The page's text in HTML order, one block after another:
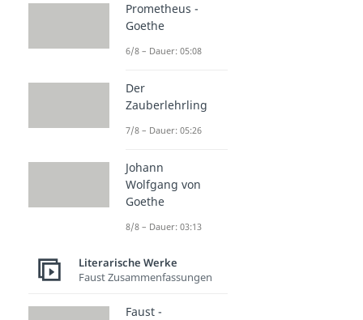
Prometheus -
Goethe
6/8 – Dauer: 05:08
Der
Zauberlehrling
7/8 – Dauer: 05:26
Johann
Wolfgang von
Goethe
8/8 – Dauer: 03:13
Literarische Werke
Faust Zusammenfassungen
Faust -